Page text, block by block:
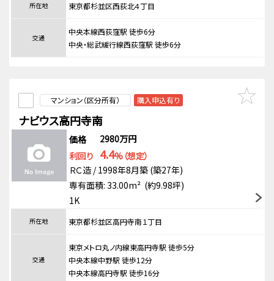
所在地 東京都杉並区西荻北４丁目
交通
中央本線西荻窪駅 徒歩6分
中央・総武緩行線西荻窪駅 徒歩6分
マンション（区分所有） 購入申込有り
ナビウス高円寺南
価格
2980万円
利回り 4.4%（想定）
ＲＣ造 / 1998年8月築 (築27年)
専有面積: 33.00m² (約9.98坪)
1K
所在地 東京都杉並区高円寺南１丁目
交通
東京メトロ丸ノ内線東高円寺駅 徒歩5分
中央本線中野駅 徒歩12分
中央本線高円寺駅 徒歩16分